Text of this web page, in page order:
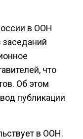
в ООН
что
Об этом
публикации
в ООН.